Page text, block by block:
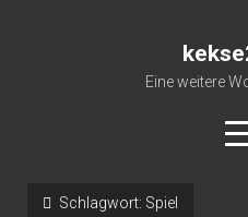
Eine weitere
Schlagwort: Spiel